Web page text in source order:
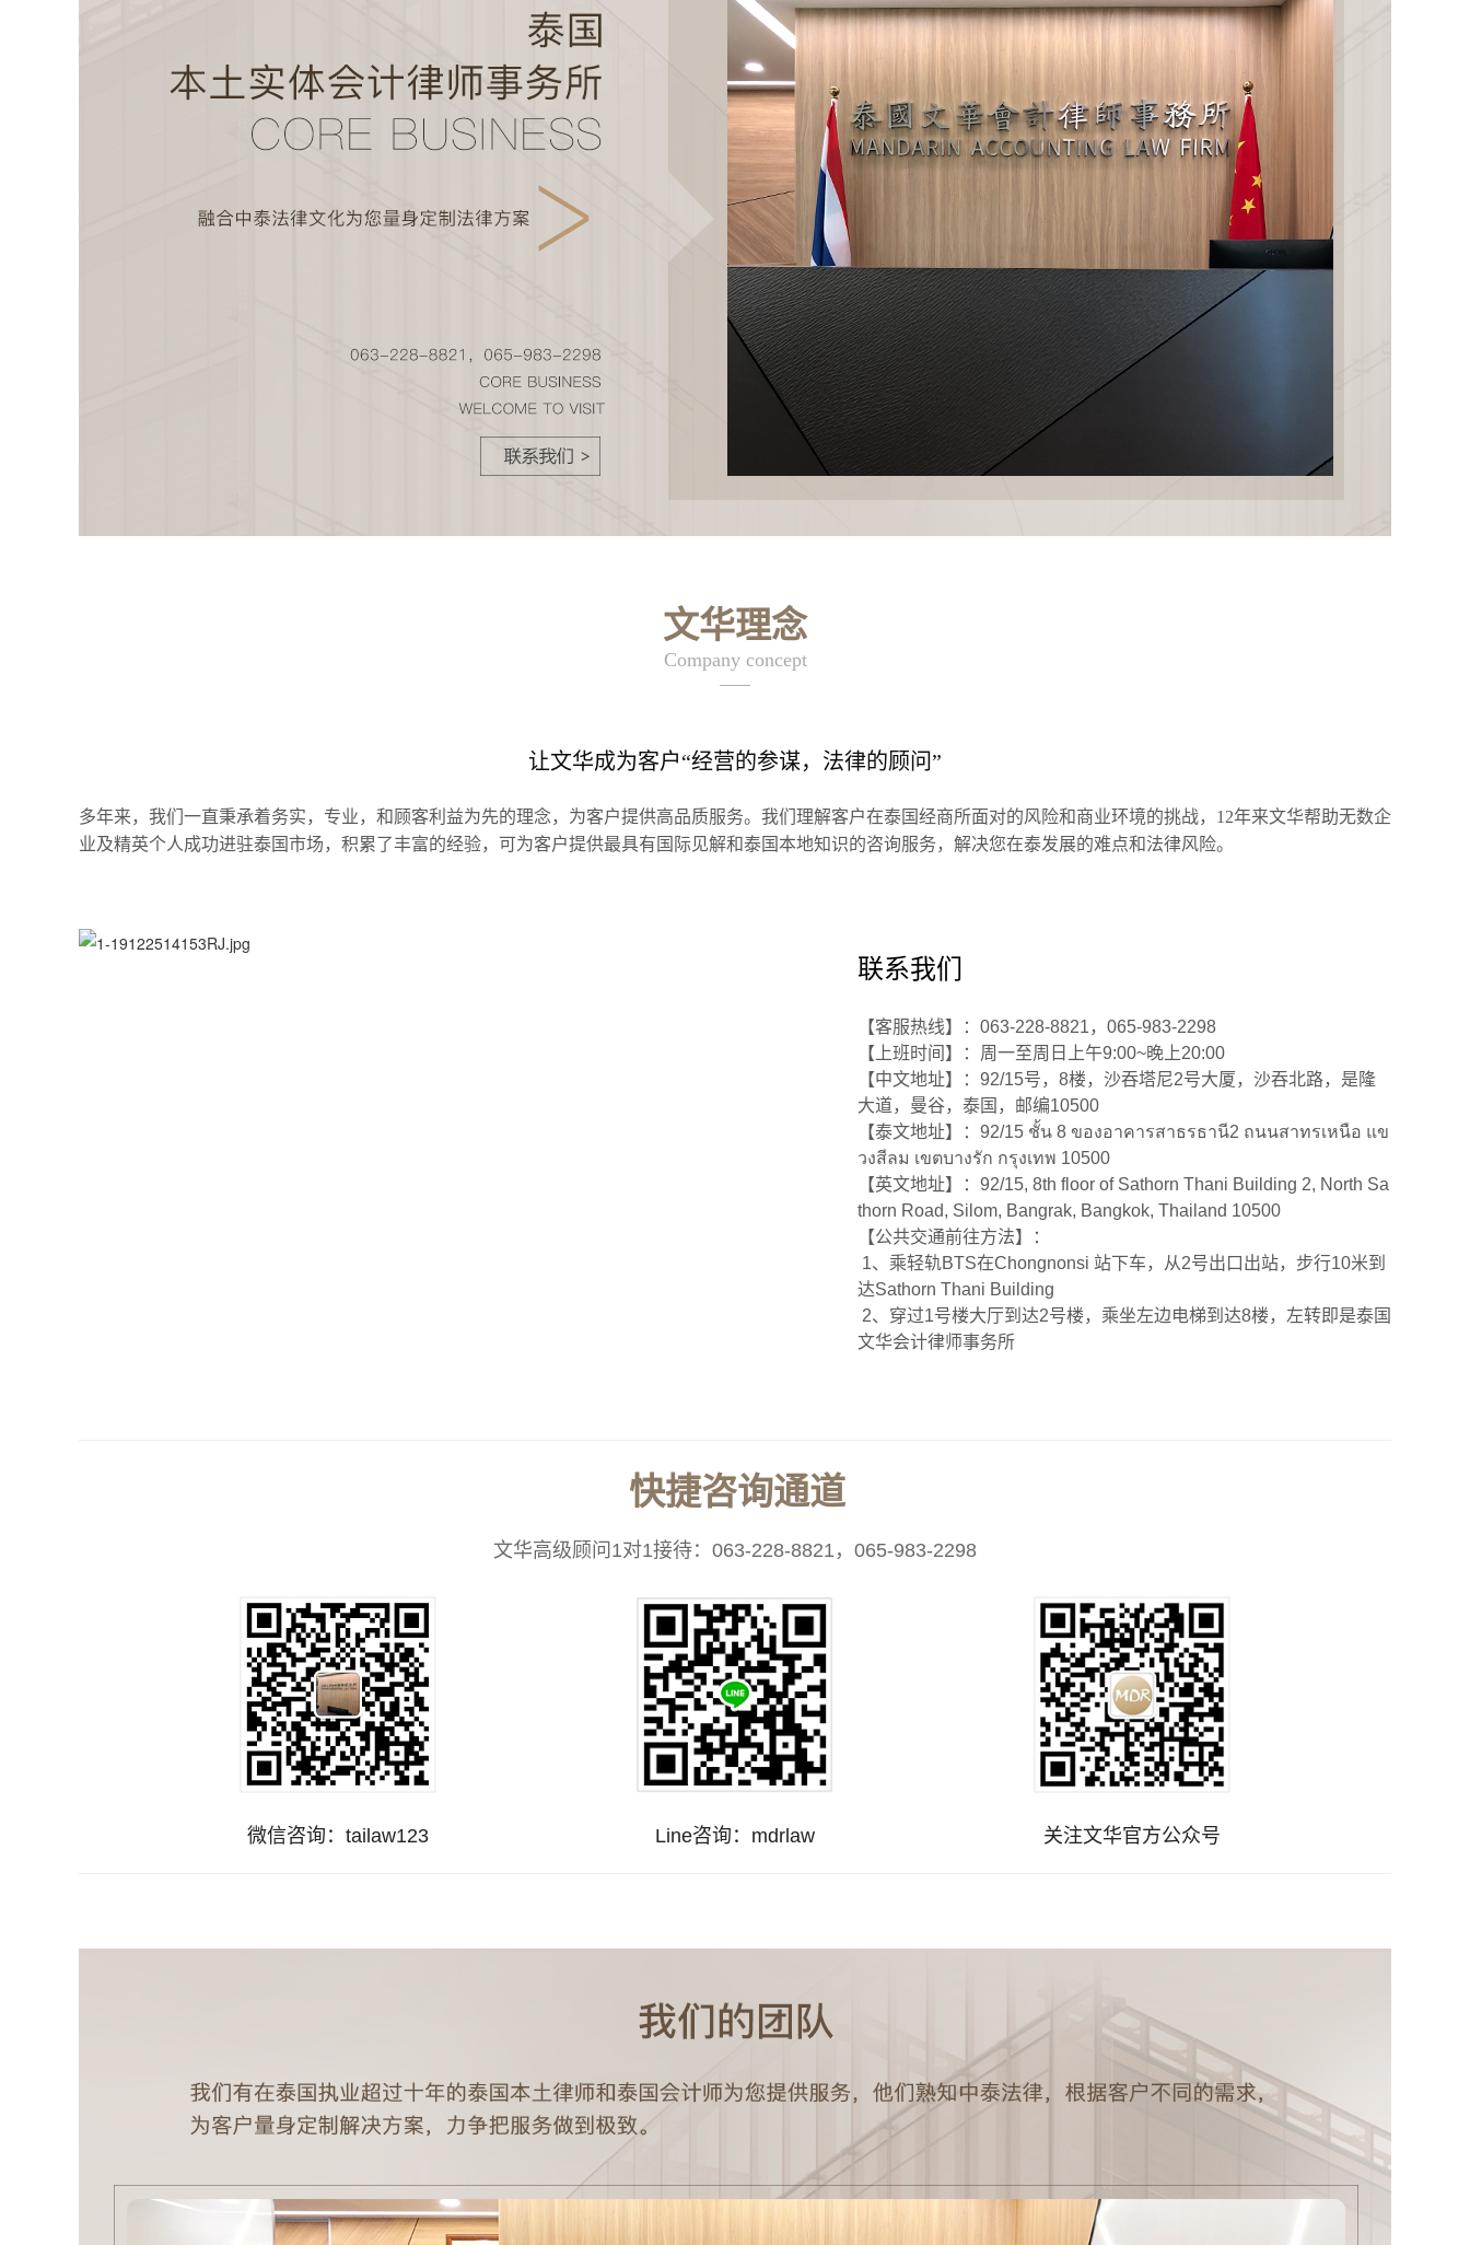
文华理念
Company concept
——
让文华成为客户“经营的参谋，法律的顾问”
多年来，我们一直秉承着务实，专业，和顾客利益为先的理念，为客户提供高品质服务。我们理解客户在泰国经商所面对的风险和商业环境的挑战，12年来文华帮助无数企
业及精英个人成功进驻泰国市场，积累了丰富的经验，可为客户提供最具有国际见解和泰国本地知识的咨询服务，解决您在泰发展的难点和法律风险。
联系我们
【客服热线】：063-228-8821，065-983-2298
【上班时间】：周一至周日上午9:00~晚上20:00
【中文地址】：92/15号，8楼，沙吞塔尼2号大厦，沙吞北路，是隆
大道，曼谷，泰国，邮编10500
【泰文地址】：92/15 ชั้น 8 ของอาคารสาธรธานี2 ถนนสาทรเหนือ แข
วงสีลม เขตบางรัก กรุงเทพ 10500
【英文地址】：92/15, 8th floor of Sathorn Thani Building 2, North Sa
thorn Road, Silom, Bangrak, Bangkok, Thailand 10500
【公共交通前往方法】：
1、乘轻轨BTS在Chongnonsi 站下车，从2号出口出站，步行10米到
达Sathorn Thani Building
2、穿过1号楼大厅到达2号楼，乘坐左边电梯到达8楼，左转即是泰国
文华会计律师事务所
快捷咨询通道
文华高级顾问1对1接待：063-228-8821，065-983-2298
微信咨询：tailaw123 Line咨询：mdrlaw 关注文华官方公众号